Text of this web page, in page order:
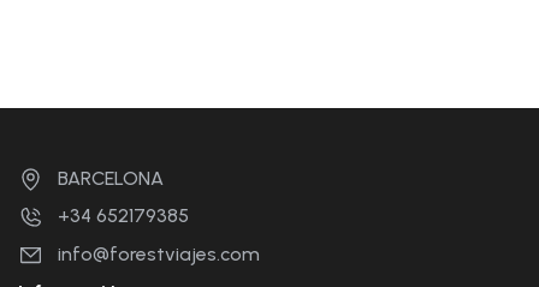
BARCELONA
+34 652179385
info@forestviajes.com